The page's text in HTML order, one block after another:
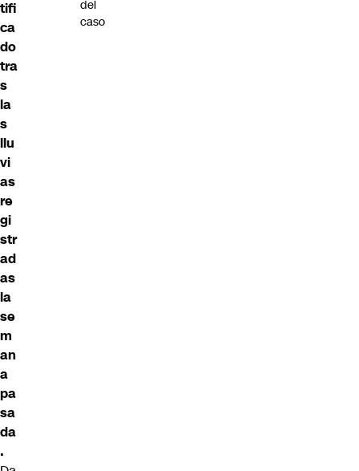
tifi
ca
do
tra
s
la
s
llu
vi
as
re
gi
str
ad
as
la
se
m
an
a
pa
sa
da
.
del
caso